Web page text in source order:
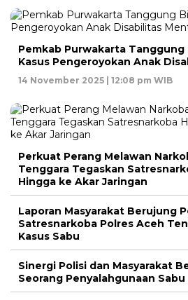
Pemkab Purwakarta Tanggung
Kasus Pengeroyokan Anak
14 November 2025 | 12:08 pm WIB
Perkuat Perang Melawan
Tenggara Tegaskan
Hingga ke Akar Jaringan
Laporan Masyarakat Berujung
Satresnarkoba Polres Aceh
Kasus Sabu
Sinergi Polisi dan Masyarakat
Seorang Penyalahgunaan